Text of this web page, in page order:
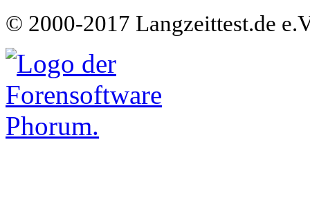
© 2000-2017 Langzeittest.de